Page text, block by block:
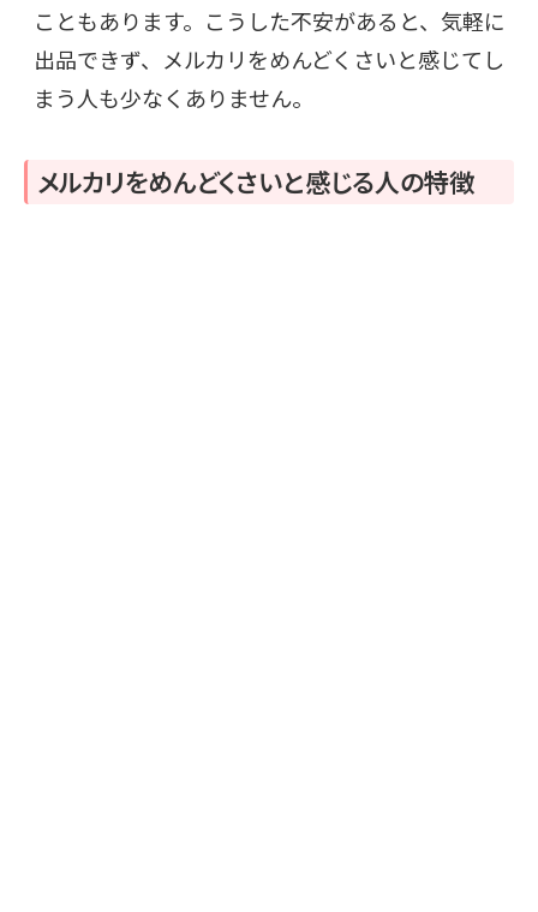
こともあります。こうした不安があると、気軽に
出品できず、メルカリをめんどくさいと感じてし
まう人も少なくありません。
メルカリをめんどくさいと感じる人の特徴